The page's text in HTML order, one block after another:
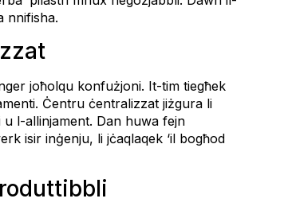
nnifisha.
joħolqu konfużjoni. It-tim tiegħek
Ċentru ċentralizzat jiżgura li
l-allinjament. Dan huwa fejn
isir inġenju, li jċaqlaqek ‘il bogħod